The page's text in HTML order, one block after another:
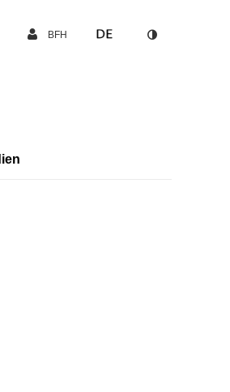
BFH